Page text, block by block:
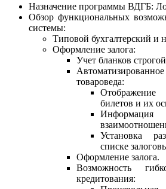
Назначение программы ВДГБ:
Обзор функциональных
системы:
Типовой бухгалтерский и
Оформление залога:
Учет бланков
товароведа:
билетов и их
Установка
списке
Оформление залога.
Возможность
кредитования: